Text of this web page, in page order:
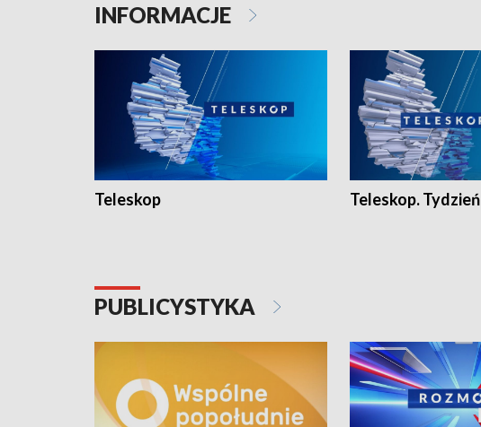
INFORMACJE
Teleskop Teleskop. Tydzień
PUBLICYSTYKA